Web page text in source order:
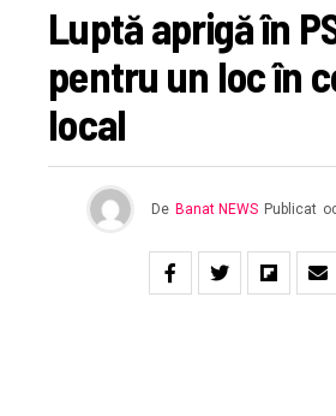
Luptă aprigă în
pentru un loc în
local
De Banat NEWS Publicat